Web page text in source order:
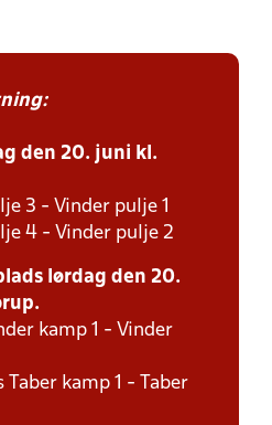
den 20. juni kl.
3 - Vinder pulje 1
4 - Vinder pulje 2
lørdag den 20.
kamp 1 - Vinder
kamp 1 - Taber